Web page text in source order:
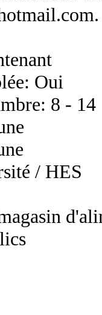
Oui
8 -
/ HES